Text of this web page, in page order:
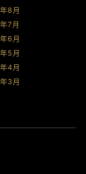
8月
7月
6月
5月
4月
3月